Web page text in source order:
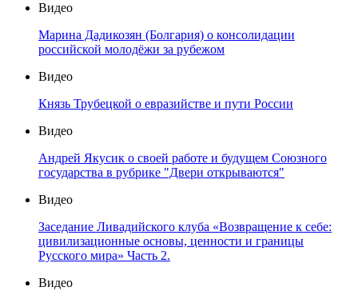
Видео
Марина Дадикозян (Болгария) о консолидации
российской молодёжи за рубежом
Видео
Князь Трубецкой о евразийстве и пути России
Видео
Андрей Якусик о своей работе и будущем Союзного
государства в рубрике "Двери открываются"
Видео
Заседание Ливадийского клуба «Возвращение к себе:
цивилизационные основы, ценности и границы
Русского мира» Часть 2.
Видео